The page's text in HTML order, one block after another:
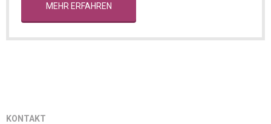
MEHR ERFAHREN
KONTAKT